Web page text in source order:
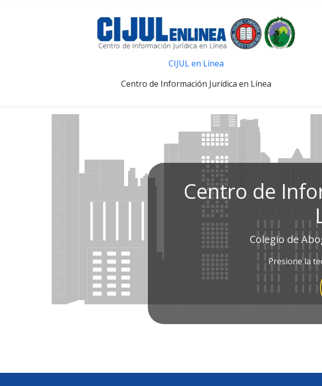
CIJUL en Línea
Centro de Información Jurídica en Línea
Centro de
Colegio de
Presione la